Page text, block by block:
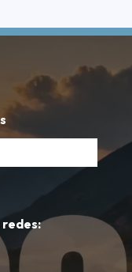
redes: